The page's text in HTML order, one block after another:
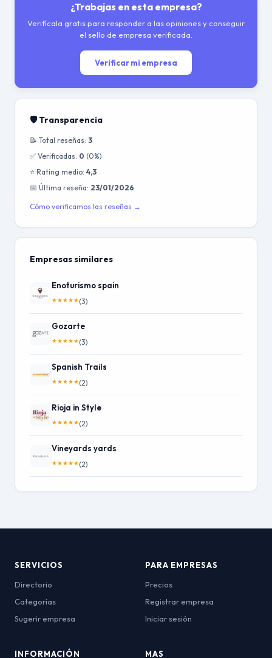
¿Trabajas en esta empresa?
Verifícala gratis para responder a las opiniones y conseguir
el sello de empresa verificada.
Verificar mi empresa
🛡️ Transparencia
📝 Total reseñas: 3
✅ Verificadas: 0 (0%)
⭐ Rating medio: 4,3
📅 Última reseña: 23/01/2026
Cómo verificamos las reseñas →
Empresas similares
Enoturismo spain
★★★★★(3)
Gozarte
★★★★★(3)
Spanish Trails
★★★★★(2)
Rioja in Style
★★★★★(2)
Vineyards yards
★★★★★(2)
SERVICIOS
Directorio
Categorías
Sugerir empresa
PARA EMPRESAS
Precios
Registrar empresa
Iniciar sesión
INFORMACIÓN MAS